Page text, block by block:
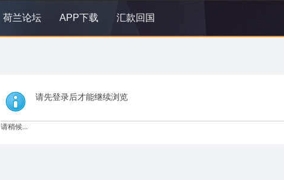
荷兰论坛 APP下载 汇款回国
请先登录后才能继续浏览
请稍候...